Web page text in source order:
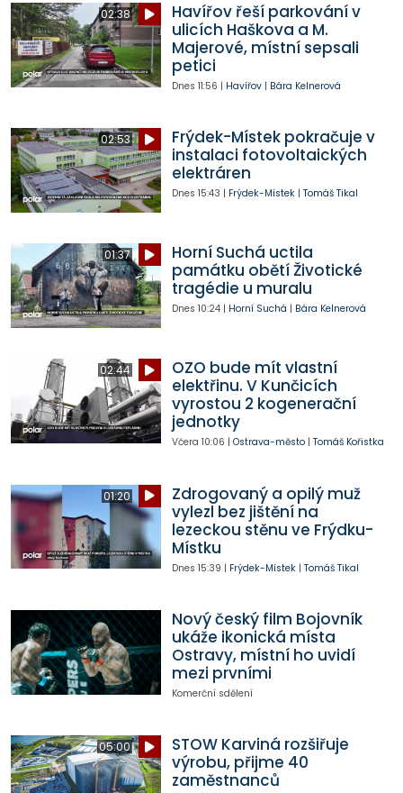
02:38
Havířov řeší parkování v
ulicích Haškova a M.
Majerové, místní sepsali
petici
Dnes 11:56 | Havířov| Bára Kelnerová
02:53
Frýdek-Místek pokračuje v
instalaci fotovoltaických
elektráren
Dnes 15:43 | Frýdek-Místek| Tomáš Tikal
01:37
Horní Suchá uctila
památku obětí Životické
tragédie u muralu
Dnes 10:24| Horní Suchá | Bára Kelnerová
02:44
OZO bude mít vlastní
elektřinu. V Kunčicích
vyrostou 2 kogenerační
jednotky
Včera 10:06 | Ostrava-město| Tomáš Kořistka
01:20
Zdrogovaný a opilý muž
vylezl bez jištění na
lezeckou stěnu ve Frýdku-
Místku
Dnes 15:39 | Frýdek-Místek| Tomáš Tikal
Nový český film Bojovník
ukáže ikonická místa
Ostravy, místní ho uvidí
mezi prvními
Komerční sdělení
05:00
STOW Karviná rozšiřuje
výrobu, přijme 40
zaměstnanců